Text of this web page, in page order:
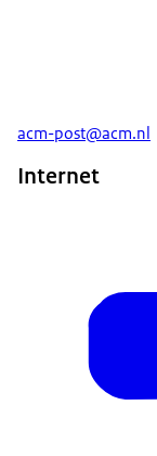
acm-post@acm.nl
Internet